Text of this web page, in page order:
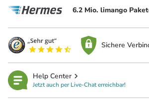
6.2 Mio. limango
Sichere
Help Center
Jetzt auch per Live-Chat erreichbar!